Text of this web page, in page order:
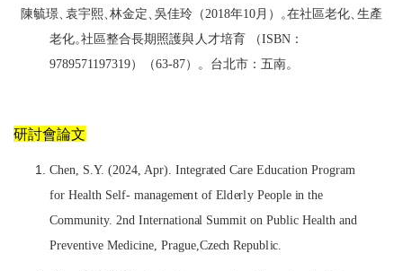
陳毓璟、 袁宇熙、林金定、 吳佳玲（2018年10月） 。在社區老化、生產
老化。社區整合長期照護與 人才培育 （ISBN：
9789571197319）（63-87）。台北市：五南。
研討會論文
Chen, S Y. (2024, Apr). Integrated CareEducation Program
for Health Self- management of Eld erl y People inthe
Community. 2nd International Summit on Public Health and
Preventive Medicine, Prague,Czech Republ ic